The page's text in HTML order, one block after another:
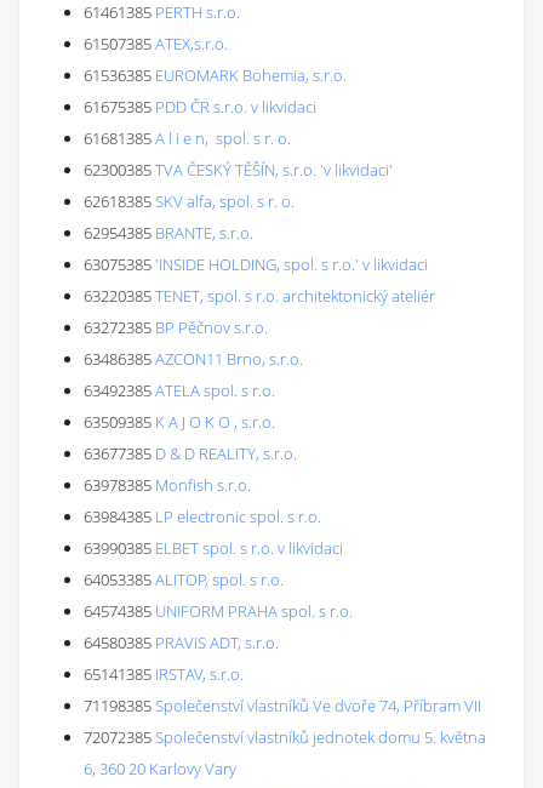
61461385 PERTH s.r.o.
61507385ATEX,s.r.o.
61536385 EUROMARK Bohemia, s.r.o.
61675385 PDD ČR s.r.o. v likvidaci
61681385A l i e n, spol. s r. o.
62300385TVA ČESKÝ TĚŠÍN, s.r.o. 'v likvidaci'
62618385SKV alfa, spol. s r. o.
62954385 BRANTE, s.r.o.
63075385'INSIDE HOLDING, spol. s r.o.' v likvidaci
63220385TENET, spol. s r.o. architektonický ateliér
63272385 BP Pěčnov s.r.o.
63486385AZCON11 Brno, s.r.o.
63492385ATELA spol. s r.o.
63509385 K A J O K O , s.r.o.
63677385 D & D REALITY, s.r.o.
63978385 Monfish s.r.o.
63984385 LP electronic spol. s r.o.
63990385 ELBET spol. s r.o. v likvidaci
64053385ALITOP, spol. s r.o.
64574385 UNIFORM PRAHA spol. s r.o.
64580385 PRAVIS ADT, s.r.o.
65141385 IRSTAV, s.r.o.
71198385Společenství vlastníků Ve dvoře 74, Příbram VII
72072385Společenství vlastníků jednotek domu 5. května
6, 360 20 Karlovy Vary